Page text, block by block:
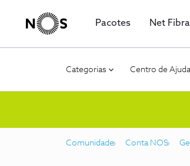
Pacotes Net Fibra
Categorias Centro de Ajuda
Comunidade Conta NOS